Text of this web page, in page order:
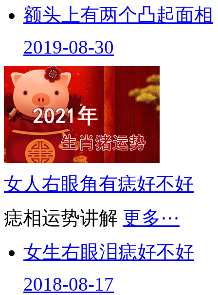
额头上有两个凸起面相
2019-08-30
女人右眼角有痣好不好
痣相运势讲解 更多···
女生右眼泪痣好不好
2018-08-17